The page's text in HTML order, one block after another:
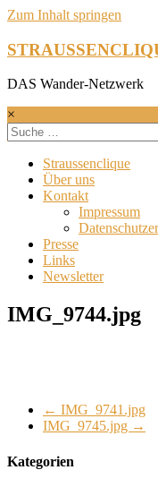
Zum Inhalt springen
DAS Wander-Netzwerk
×
Straussenclique
Über uns
Kontakt
Impressum
Presse
Links
Newsletter
IMG_9744.jpg
← IMG_9741.jpg
IMG_9745.jpg →
Kategorien